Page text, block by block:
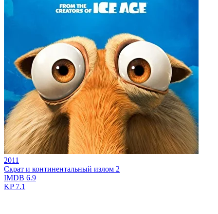
2011
Скрат и континентальный излом 2
IMDB 6.9
KP7.1